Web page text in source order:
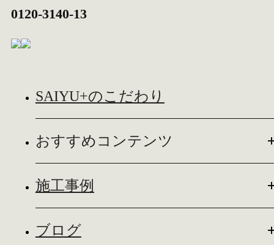
0120-3140-13
SAIYU+のこだわり
おすすめコンテンツ
施工事例
ブログ